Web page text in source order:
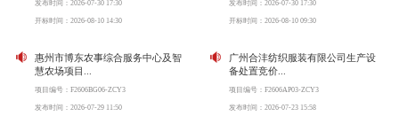
发布时间：2026-07-30 17:30
开标时间：2026-08-10 14:30
发布时间：2026-07-30 17:30
开标时间：2026-08-10 09:30
惠州市博东农事综合服务中心及智
慧农场项目...
项目编号：F2606BG06-ZCY3
发布时间：2026-07-29 11:50
广州合沣纺织服装有限公司生产设
备处置竞价...
项目编号：F2606AP03-ZCY3
发布时间：2026-07-23 15:58